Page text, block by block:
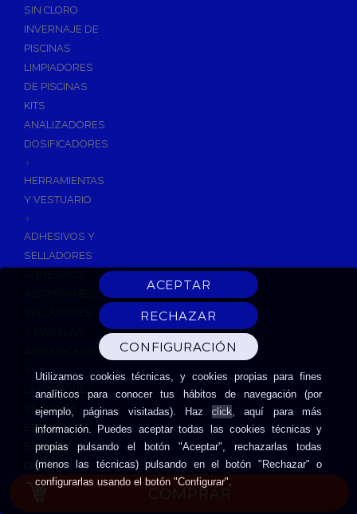
Utilizamos cookies técnicas, y cookies propias para fines
analíticos para conocer tus hábitos de navegación (por
ejemplo, páginas visitadas). Hazclick, aquí para más
información. Puedes aceptar todas las cookies técnicas y
propias pulsando el botón "Aceptar", rechazarlas todas
(menos las técnicas) pulsando en el botón "Rechazar" o
configurarlas usando el botón "Configurar".
SIN CLORO
INVERNAJE DE
PISCINAS
LIMPIADORES
DE PISCINAS
KITS
ANALIZADORES
DOSIFICADORES
+
HERRAMIENTAS
Y VESTUARIO
+
ADHESIVOS Y
SELLADORES
INSTANTANEOS
IMPRIMACIONES
LIMPIADORES
SILICONAS
ESPUMAS DE
EXPANSIÓN
CINTAS
ADHESIVAS
HERRAMIENTAS
COMPRAR